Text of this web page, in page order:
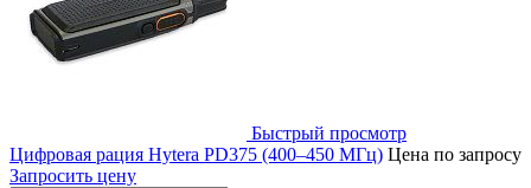
Быстрый просмотр
Цифровая рация Hytera PD375 (400–450 МГц) Цена по запросу
Запросить цену